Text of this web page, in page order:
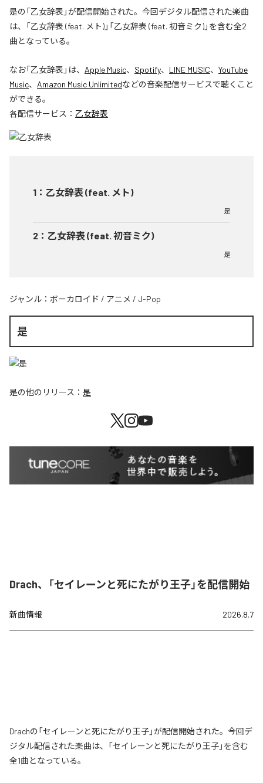
是の「乙女辞表」が配信開始された。今回デジタル配信された楽曲
は、「乙女辞表 (feat. メト)」「乙女辞表 (feat. 初音ミク)」を含む全2
曲となっている。
なお「乙女辞表 」は、 Apple Music、 Spotify、 LINE MUSIC、 YouTube
Music、 Amazon Music Unlimitedなどの音楽配信サービスで聴くこと
ができる。
各配信サービス： 乙女辞表
1 ： 乙女辞表 (feat. メト)
是
2 ： 乙女辞表 (feat. 初音ミク)
是
ジャンル： ボーカロイド / アニメ / J-Pop
是
是の他のリリース： 是
Drach、「セイレーンと死にたがり王子」を配信開始
新曲情報 2026.8.7
Drachの「セイレーンと死にたがり王子」が配信開始された。今回デ
ジタル配信された楽曲は、「セイレーンと死にたがり王子」を含む
全1曲となっている。